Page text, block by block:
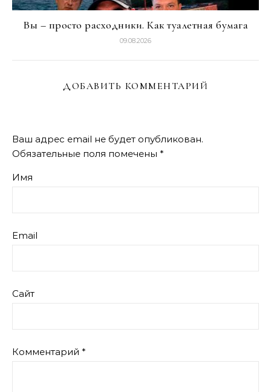
Вы – просто расходники. Как туалетная бумага
09.08.2026
ДОБАВИТЬ КОММЕНТАРИЙ
Ваш адрес email не будет опубликован.
Обязательные поля помечены *
Имя
Email
Сайт
Комментарий *